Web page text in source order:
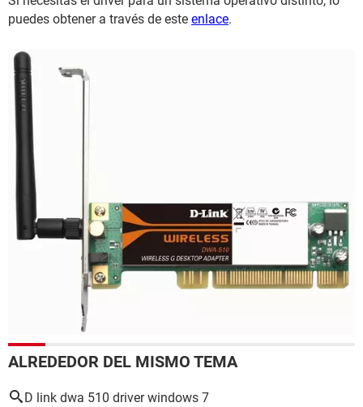
puedes obtener a través de este enlace.
ALREDEDOR DEL MISMO TEMA
D link dwa 510 driver windows 7